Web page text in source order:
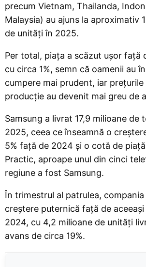
precum Vietnam, Thailanda,
Malaysia) au ajuns la aproximativ
de unități în 2025.
Per total, piața a scăzut ușor față
cu circa 1%, semn că oamenii au
cumpere mai prudent, iar
producție au devenit mai greu de
Samsung a livrat 17,9 milioane de
2025, ceea ce înseamnă o
5% față de 2024 și o cotă de piață
Practic, aproape unul din cinci
regiune a fost Samsung.
În trimestrul al patrulea, compania
creștere puternică față de
2024, cu 4,2 milioane de unități
avans de circa 19%.